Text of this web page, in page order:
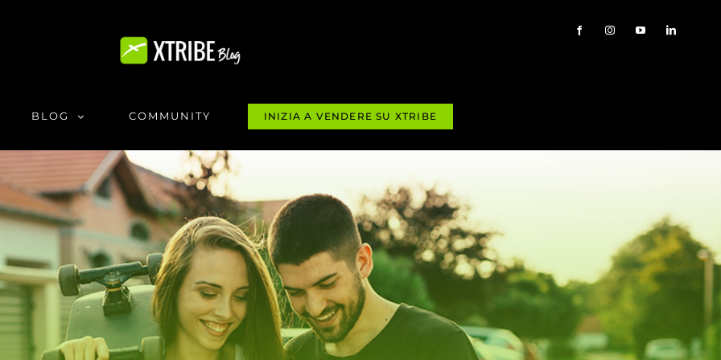
BLOG COMMUNITY INIZIA A VENDERE SU XTRIBE